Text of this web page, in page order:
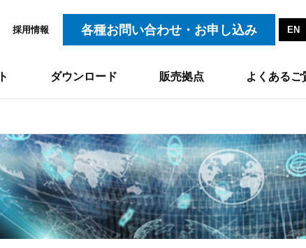
採用情報 各種お問い合わせ・お申し込み EN
ダウンロード 販売拠点 よくあるご